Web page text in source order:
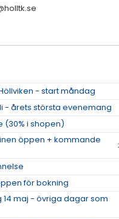
- start måndag
- årets största evenemang
(30% i shopen)
öppen + kommande
för bokning
maj - övriga dagar som